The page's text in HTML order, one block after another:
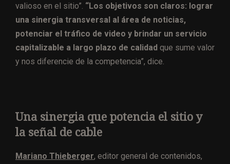
valioso en el sitio”. “Los objetivos son claros: lograr
una sinergia transversal al área de noticias,
potenciar el tráfico de video y brindar un servicio
capitalizable a largo plazo de calidad que sume valor
y nos diferencie de la competencia”, dice.
Una sinergia que potencia el sitio y
la señal de cable
Mariano Thieberger, editor general de contenidos,